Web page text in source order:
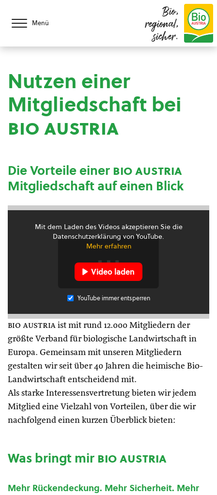
Menü
Bio,
regional,
sicher.
Nutzen einer
Mitgliedschaft bei
bio austria
Die Vorteile einerbio austria
Mitgliedschaft auf einen Blick
Mit dem Laden des Videos akzeptieren Sie die
Datenschutzerklärung von YouTube.
Mehr erfahren
Video laden
YouTube immer entsperren
bio austria ist mit rund 12.000 Mitgliedern der
größte Verband für biologische Landwirtschaft in
Europa. Gemeinsam mit unseren Mitgliedern
gestalten wir seit über 40 Jahren die heimische Bio-
Landwirtschaft entscheidend mit.
Als starke Interessensvertretung bieten wir jedem
Mitglied eine Vielzahl von Vorteilen, über die wir
nachfolgend einen kurzen Überblick bieten:
Was bringt mirbio austria
Mehr Rückendeckung. Mehr Sicherheit. Mehr